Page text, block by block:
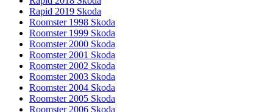
Rapid 2019 Skoda
Roomster 1998 Skoda
Roomster 1999 Skoda
Roomster 2000 Skoda
Roomster 2001 Skoda
Roomster 2002 Skoda
Roomster 2003 Skoda
Roomster 2004 Skoda
Roomster 2005 Skoda
Roomster 2006 Skoda